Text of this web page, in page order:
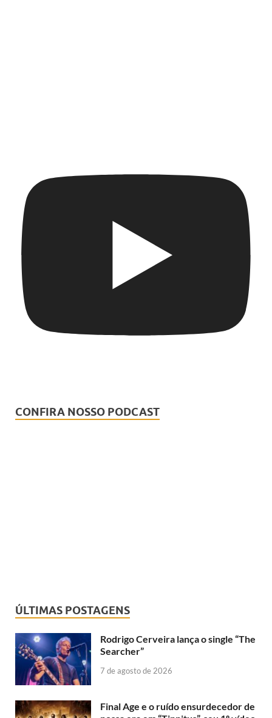
CONFIRA NOSSO PODCAST
ÚLTIMAS POSTAGENS
Rodrigo Cerveira lança o single “The
Searcher”
7 de agosto de 2026
Final Age e o ruído ensurdecedor de